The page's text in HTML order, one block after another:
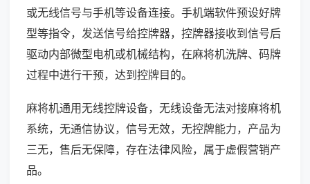
或无线信号与手机等设备连接。手机端软件预设好牌
型等指令，发送信号给控牌器，控牌器接收到信号后
驱动内部微型电机或机械结构，在麻将机洗牌、码牌
过程中进行干预，达到控牌目的。
麻将机通用无线控牌设备，无线设备无法对接麻将机
系统，无通信协议，信号无效，无控牌能力，产品为
三无，售后无保障，存在法律风险，属于虚假营销产
品。